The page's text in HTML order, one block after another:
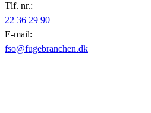
Tlf. nr.:
22 36 29 90
E-mail:
fso@fugebranchen.dk